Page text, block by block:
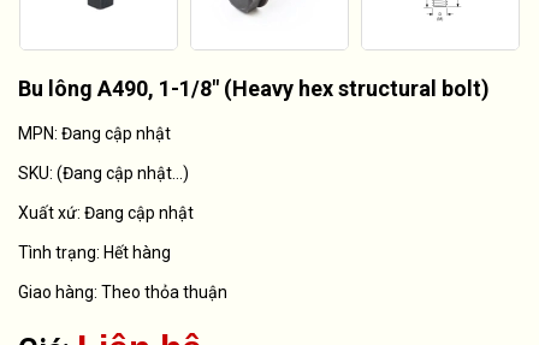
Bu lông A490, 1-1/8" (Heavy hex structural bolt)
MPN: Đang cập nhật
SKU: (Đang cập nhật...)
Xuất xứ: Đang cập nhật
Tình trạng: Hết hàng
Giao hàng: Theo thỏa thuận